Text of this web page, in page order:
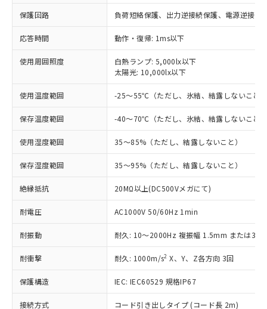
保護回路 負荷短絡保護、出力逆接続保護、電源逆接続
応答時間 動作・復帰: 1ms以下
使用周囲照度
白熱ランプ: 5,000lx以下
太陽光: 10,000lx以下
使用温度範囲 -25～55℃（ただし、氷結、結露しないこと
保存温度範囲 -40～70℃（ただし、氷結、結露しないこと
使用湿度範囲 35～85%（ただし、結露しないこと）
保存湿度範囲 35～95%（ただし、結露しないこと）
絶縁抵抗 20MΩ以上(DC500Vメガにて)
耐電圧 AC1000V 50/60Hz 1min
耐振動 耐久: 10～2000Hz 複振幅 1.5mm または
耐衝撃 耐久: 1000m/s2 X、Y、Z各方向 3回
保護構造 IEC: IEC60529 規格IP67
接続方式 コード引き出しタイプ (コード長 2m)
ご利用条件
以下の条件をお読みいただき、同意のうえ
ご利用ください。
本サービスは、当社制御機器事業取扱
商品の当社在庫状況および標準価格
(税抜)を提供させていただくもので
当社制御機器事業取扱商品の中には、
本サービスの対象外となる商品もある
ことをご了承ください。
在庫状況および標準価格照会結果は、
記載している更新日時点での社内デー
覧された時点での実際の在庫および標
準価格とは異なる場合があることをご
※1 対応状況
対応済み：EU RoHS指令（10物質）の
非含有に対応した製品が提供可能な商品で
す。
対応予定：EU RoHS指令（10物質）の非含
有に対応した製品に切り替える予定のある
対応予定なし：EU RoHS指令（10物質）の
非含有に非対応の商品で、対応品を出す予
定はありません。
調査・確認中：EU RoHS指令（10物質）の
非含有の対応状況を調査中または確認中の
非該当品：ライセンス料など無形物で、有
害物質有無と関係のない商品です。
仕入先様の事情により、非含有部品として
いたものが、含有品と判明した場合などや
むを得ず変更することがあります。
*EU RoHS指令（10物質）：
鉛(Pb) 1000ppm以下、 水銀(Hg) 1000ppm以下、 カド
ミウム(Cd) 100ppm以下、
六価クロム(Cr(Ⅵ)) 1000ppm以下、ポリ臭化ビフェニル
類(PBB) 1000ppm以下、ポリ臭化ジフェニルエーテル類
※1 中国RoHS○×表
「○」：最大均質材料含有率が中国RoHSの
「×」：最大均質材料含有率が中国RoHSの
基準値を超えていることを示します。
「－」：未確認です。当社販売部門へお問
い合わせください。
*中国RoHS10物質の基準値 (GB/T26572)：
Cr(Ⅵ)(六価クロム) : 1000ppm、 PBBs(ポリ臭化ビフェ
当社は、これら貴社製品のうち、外国
為替および外国貿易法に定める商品
（以下｢規制貨物等」という）を輸出
または国外への提供する場合は、日本
国政府の輸出許可(または役務取引許
可)を取得するなどの必要な手続きを